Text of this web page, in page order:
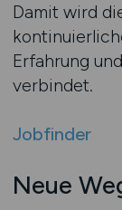
Damit wird
Erfahrung
verbindet.
Jobfinder
Neue